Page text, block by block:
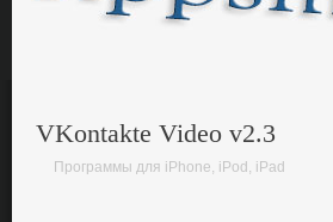
VKontakte Video v2.3
Программы для iPhone, iPod, iPad